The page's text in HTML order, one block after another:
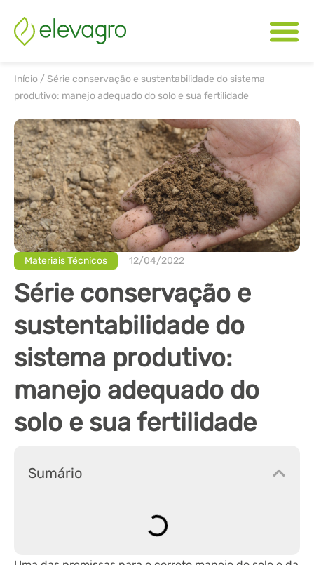
Início /Série conservação e sustentabilidade do sistema
produtivo: manejo adequado do solo e sua fertilidade
Materiais Técnicos 12/04/2022
Série conservação e
sustentabilidade do
sistema produtivo:
manejo adequado do
solo e sua fertilidade
Sumário